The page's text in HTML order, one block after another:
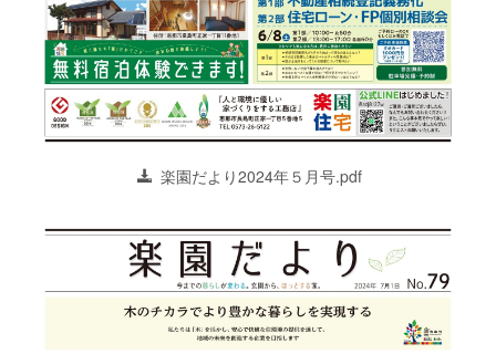
楽園だより2024年５月号.pdf